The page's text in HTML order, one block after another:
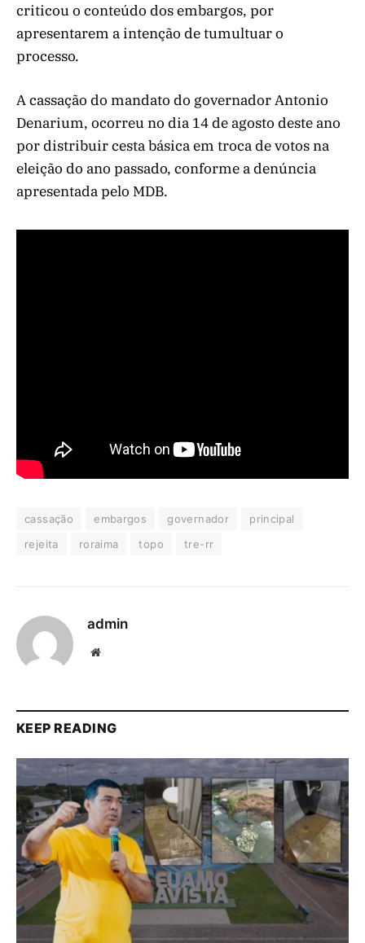
criticou o conteúdo dos embargos, por
apresentarem a intenção de tumultuar o
processo.
A cassação do mandato do governador Antonio
Denarium, ocorreu no dia 14 de agosto deste ano
por distribuir cesta básica em troca de votos na
eleição do ano passado, conforme a denúncia
apresentada pelo MDB.
cassação embargos governador
principal
rejeita
roraima topo tre-rr
admin
Website
KEEP READING